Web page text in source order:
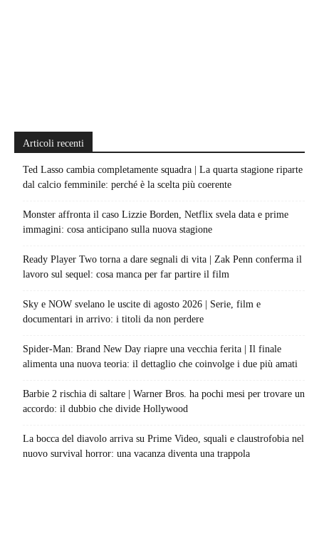
Articoli recenti
Ted Lasso cambia completamente squadra | La quarta stagione riparte
dal calcio femminile: perché è la scelta più coerente
Monster affronta il caso Lizzie Borden, Netflix svela data e prime
immagini: cosa anticipano sulla nuova stagione
Ready Player Two torna a dare segnali di vita | Zak Penn conferma il
lavoro sul sequel: cosa manca per far partire il film
Sky e NOW svelano le uscite di agosto 2026 | Serie, film e
documentari in arrivo: i titoli da non perdere
Spider-Man: Brand New Day riapre una vecchia ferita | Il finale
alimenta una nuova teoria: il dettaglio che coinvolge i due più amati
Barbie 2 rischia di saltare | Warner Bros. ha pochi mesi per trovare un
accordo: il dubbio che divide Hollywood
La bocca del diavolo arriva su Prime Video, squali e claustrofobia nel
nuovo survival horror: una vacanza diventa una trappola